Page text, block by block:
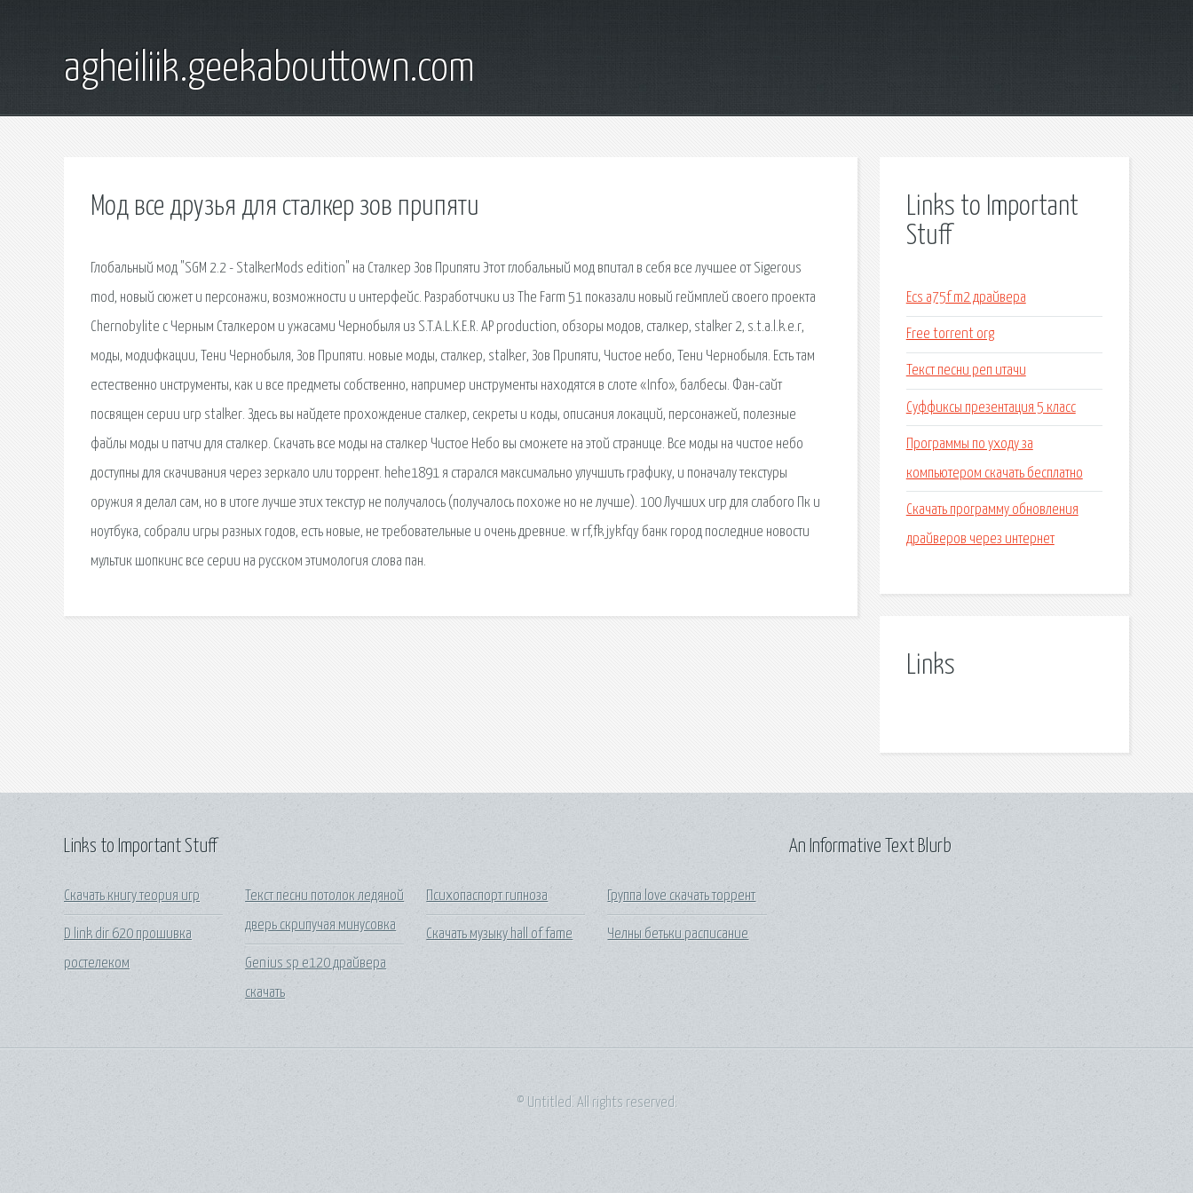
agheiliik.geekabouttown.com
Мод все друзья для сталкер зов припяти
Глобальный мод "SGM 2.2 - StalkerMods edition" на Сталкер Зов Припяти Этот глобальный мод впитал в себя все лучшее от Sigerous
mod, новый сюжет и персонажи, возможности и интерфейс. Разработчики из The Farm 51 показали новый геймплей своего проекта
Chernobylite с Черным Сталкером и ужасами Чернобыля из S.T.A.L.K.E.R. AP production, обзоры модов, сталкер, stalker 2, s.t.a.l.k.e.r,
моды, модифкации, Тени Чернобыля, Зов Припяти. новые моды, сталкер, stalker, Зов Припяти, Чистое небо, Тени Чернобыля. Есть там
естественно инструменты, как и все предметы собственно, например инструменты находятся в слоте «Info», балбесы. Фан-сайт
посвящен серии игр stalker. Здесь вы найдете прохождение сталкер, секреты и коды, описания локаций, персонажей, полезные
файлы моды и патчи для сталкер. Скачать все моды на сталкер Чистое Небо вы сможете на этой странице. Все моды на чистое небо
доступны для скачивания через зеркало или торрент. hehe1891 я старался максимально улучшить графику, и поначалу текстуры
оружия я делал сам, но в итоге лучше этих текстур не получалось (получалось похоже но не лучше). 100 Лучших игр для слабого Пк и
ноутбука, собрали игры разных годов, есть новые, не требовательные и очень древние. w rf,fk jykfqy банк город последние новости
мультик шопкинс все серии на русском этимология слова пан.
Links to Important
Stuff
Ecs a75f m2 драйвера
Free torrent org
Текст песни реп итачи
Суффиксы презентация 5 класс
Программы по уходу за
компьютером скачать бесплатно
Скачать программу обновления
драйверов через интернет
Links
Links to Important Stuff
Скачать книгу теория игр
D link dir 620 прошивка
ростелеком
Текст песни потолок ледяной
дверь скрипучая минусовка
Genius sp e120 драйвера
скачать
Психопаспорт гипноза
Скачать музыку hall of fame
Группа love скачать торрент
Челны бетьки расписание
An Informative Text Blurb
© Untitled. All rights reserved.